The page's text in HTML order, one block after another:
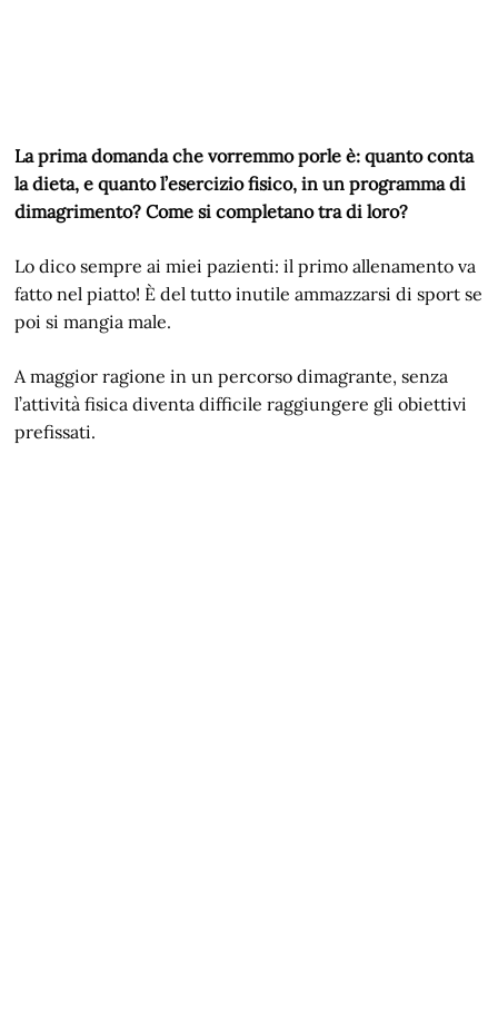
La prima domanda che vorremmo porle è: quanto conta
la dieta, e quanto l’esercizio fisico, in un programma di
dimagrimento? Come si completano tra di loro?
Lo dico sempre ai miei pazienti: il primo allenamento va
fatto nel piatto! È del tutto inutile ammazzarsi di sport se
poi si mangia male.
A maggior ragione in un percorso dimagrante, senza
l’attività fisica diventa difficile raggiungere gli obiettivi
prefissati.